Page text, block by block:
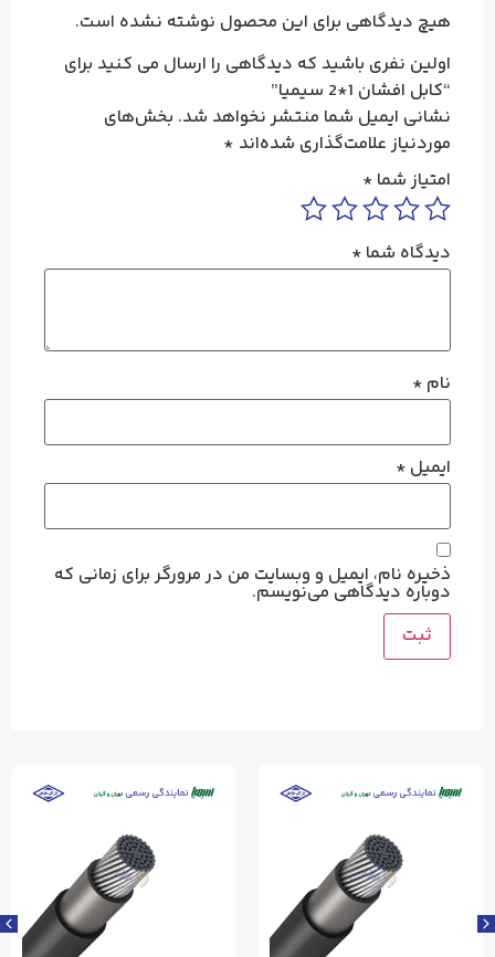
هیچ دیدگاهی برای این محصول نوشته نشده است.
اولین نفری باشید که دیدگاهی را ارسال می کنید برای
“کابل افشان 1*2 سیمیا”
نشانی ایمیل شما منتشر نخواهد شد. بخش‌های
موردنیاز علامت‌گذاری شده‌اند *
امتیاز شما *
دیدگاه شما *
نام *
ایمیل *
ذخیره نام، ایمیل و وبسایت من در مرورگر برای زمانی که
دوباره دیدگاهی می‌نویسم.